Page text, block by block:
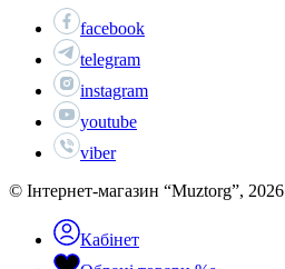
facebook
telegram
instagram
youtube
viber
© Інтернет-магазин “Muztorg”, 2026
Кабінет